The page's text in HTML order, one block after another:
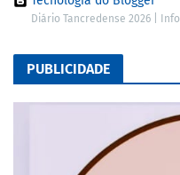
Diário Tancredense 2026 |
PUBLICIDADE